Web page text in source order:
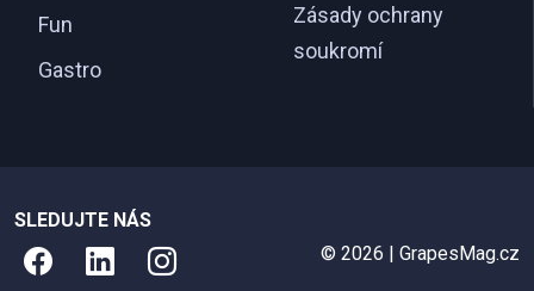
Fun
Gastro
Zásady ochrany
soukromí
SLEDUJTE NÁS
© 2026 | GrapesMag.cz